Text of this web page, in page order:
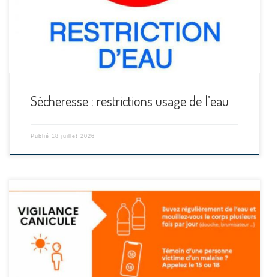
Sécheresse : restrictions usage de l’eau
Publié 18 juillet 2026